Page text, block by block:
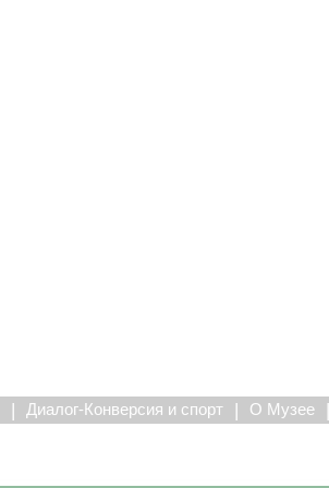
| Диалог-Конверсия и спорт | О Музее |